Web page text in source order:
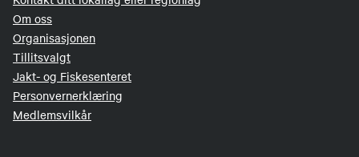
Om oss
Organisasjonen
Tillitsvalgt
Jakt- og Fiskesenteret
Personvernerklæring
Medlemsvilkår